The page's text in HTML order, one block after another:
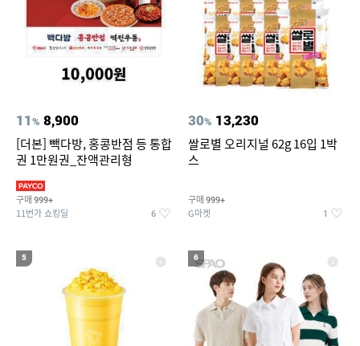
11% 8,900
[더본] 빽다방, 홍콩반점 등 통합
권 1만원권_잔액관리형
구매 999+
11번가 쇼킹딜 6
30% 13,230
쌀로별 오리지널 62g 16입 1박
스
구매 999+
G마켓 1
5 6